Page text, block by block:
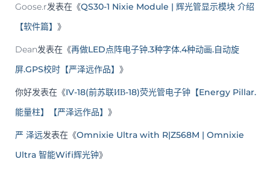
Goose.r发表在《QS30-1 Nixie Module | 辉光管显示模块 介绍
【软件篇】 》
Dean发表在《再做LED点阵电子钟.3种字体.4种动画.自动旋
屏.GPS校时【严泽远作品】 》
你好发表在《IV-18(前苏联ИВ-18)荧光管电子钟【Energy Pillar.
能量柱】【严泽远作品】 》
严 泽远发表在《Omnixie Ultra with R|Z568M | Omnixie
Ultra 智能Wifi辉光钟》